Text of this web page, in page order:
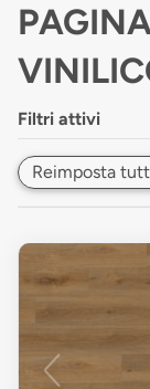
Filtri attivi
Reimposta